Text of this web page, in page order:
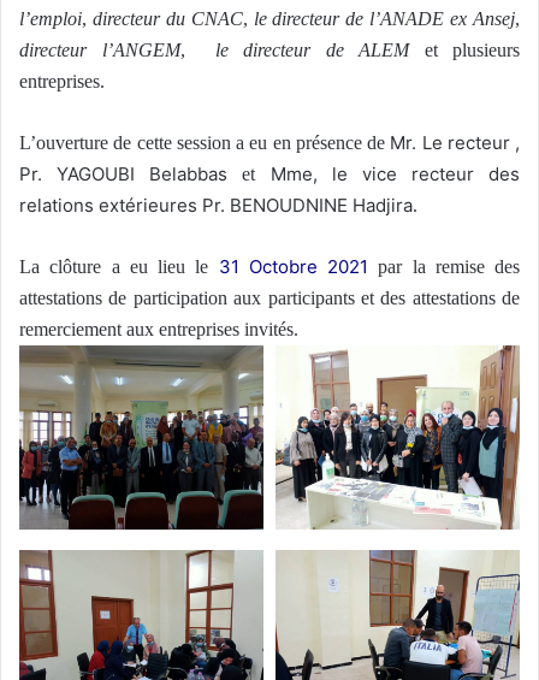
l’emploi, directeur du CNAC, le directeur de l’ANADE ex Ansej,
directeur l’ANGEM, le directeur de ALEMet plusieurs
entreprises.
L’ouverture de cette session a eu en présence de Mr. Le recteur ,
Pr. YAGOUBI Belabbaset Mme, le vice recteur des
relations extérieures Pr. BENOUDNINE Hadjira.
La clôture a eu lieu le 31 Octobre 2021par la remise des
attestations de participation aux participants et des attestations de
remerciement aux entreprises invités.